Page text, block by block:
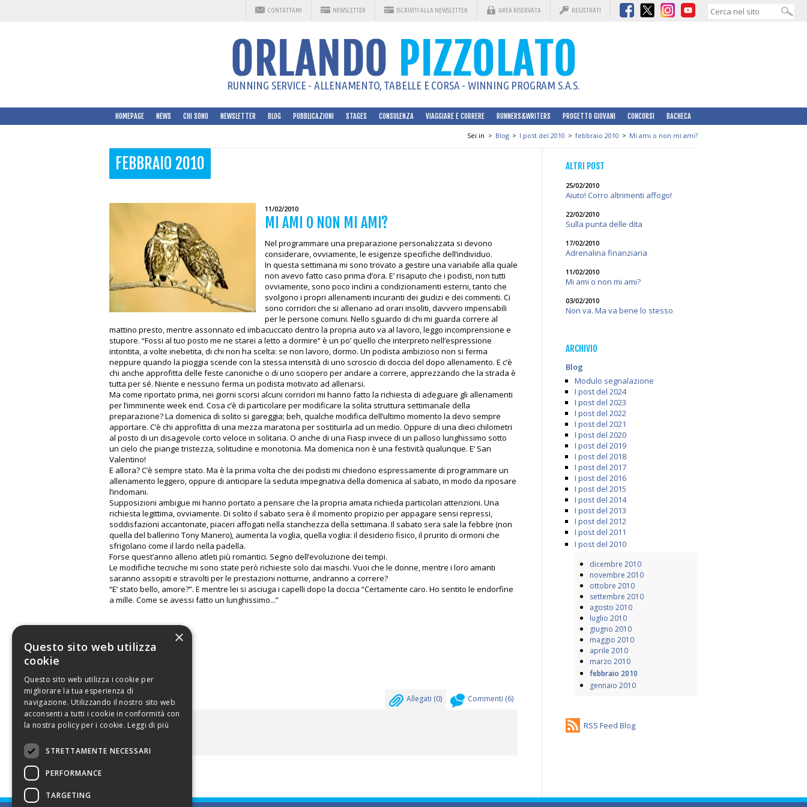
CONTATTAMI NEWSLETTER ISCRIVITI ALLA NEWSLETTER AREA RISERVATA REGISTRATI
RUNNING SERVICE - ALLENAMENTO, TABELLE E CORSA - WINNING PROGRAM S.A.S.
HOMEPAGE NEWS CHI SONO NEWSLETTER BLOG PUBBLICAZIONI STAGES CONSULENZA VIAGGIARE E CORRERE RUNNERS&WRITERS PROGETTO GIOVANI CONCORSI BACHECA
Sei in > Blog > I post del 2010 > febbraio 2010 > Mi ami o non mi ami?
FEBBRAIO 2010
11/02/2010
MI AMI O NON MI AMI?
Nel programmare una preparazione personalizzata si devono
considerare, ovviamente, le esigenze specifiche dell’individuo.
In questa settimana mi sono trovato a gestire una variabile alla quale
non avevo fatto caso prima d’ora. E’ risaputo che i podisti, non tutti
ovviamente, sono poco inclini a condizionamenti esterni, tanto che
svolgono i propri allenamenti incuranti dei giudizi e dei commenti. Ci
sono corridori che si allenano ad orari insoliti, davvero impensabili
per le persone comuni. Nello sguardo di chi mi guarda correre al
mattino presto, mentre assonnato ed imbacuccato dentro la propria auto va al lavoro, leggo incomprensione e
stupore. “Fossi al tuo posto me ne starei a letto a dormire” è un po’ quello che interpreto nell’espressione
intontita, a volte inebetita, di chi non ha scelta: se non lavoro, dormo. Un podista ambizioso non si ferma
neppure quando la pioggia scende con la stessa intensità di uno scroscio di doccia del dopo allenamento. E c’è
chi anche approfitta delle feste canoniche o di uno sciopero per andare a correre, apprezzando che la strada è
tutta per sé. Niente e nessuno ferma un podista motivato ad allenarsi.
Ma come riportato prima, nei giorni scorsi alcuni corridori mi hanno fatto la richiesta di adeguare gli allenamenti
per l’imminente week end. Cosa c’è di particolare per modificare la solita struttura settimanale della
preparazione? La domenica di solito si gareggia; beh, qualche modifica dell’ultimo momento la devo sempre
apportare. C’è chi approfitta di una mezza maratona per sostituirla ad un medio. Oppure di una dieci chilometri
al posto di un disagevole corto veloce in solitaria. O anche di una Fiasp invece di un palloso lunghissimo sotto
un cielo che piange tristezza, solitudine e monotonia. Ma domenica non è una festività qualunque. E’ San
Valentino!
E allora? C’è sempre stato. Ma è la prima volta che dei podisti mi chiedono espressamente di programmare un
allenamento leggero, oppure di anticipare la seduta impegnativa della domenica al sabato, in modo da riposare
l’indomani.
Supposizioni ambigue mi hanno portato a pensare che la propria amata richieda particolari attenzioni. Una
richiesta legittima, ovviamente. Di solito il sabato sera è il momento propizio per appagare sensi repressi,
soddisfazioni accantonate, piaceri affogati nella stanchezza della settimana. Il sabato sera sale la febbre (non
quella del ballerino Tony Manero), aumenta la voglia, quella voglia: il desiderio fisico, il prurito di ormoni che
sfrigolano come il lardo nella padella.
Forse quest’anno alleno atleti più romantici. Segno dell’evoluzione dei tempi.
Le modifiche tecniche mi sono state però richieste solo dai maschi. Vuoi che le donne, mentre i loro amanti
saranno assopiti e stravolti per le prestazioni notturne, andranno a correre?
“E’ stato bello, amore?”. E mentre lei si asciuga i capelli dopo la doccia “Certamente caro. Ho sentito le endorfine
a mille. Come se avessi fatto un lunghissimo...”
Allegati (0) Commenti (6)
ALLEGATI
ALTRI POST
25/02/2010
Aiuto! Corro altrimenti affogo!
22/02/2010
Sulla punta delle dita
17/02/2010
Adrenalina finanziaria
11/02/2010
Mi ami o non mi ami?
03/02/2010
Non va. Ma va bene lo stesso
ARCHIVIO
Blog
Modulo segnalazione
I post del 2024
I post del 2023
I post del 2022
I post del 2021
I post del 2020
I post del 2019
I post del 2018
I post del 2017
I post del 2016
I post del 2015
I post del 2014
I post del 2013
I post del 2012
I post del 2011
I post del 2010
dicembre 2010
novembre 2010
ottobre 2010
settembre 2010
agosto 2010
luglio 2010
giugno 2010
maggio 2010
aprile 2010
marzo 2010
febbraio 2010
gennaio 2010
RSS Feed Blog
×
Questo sito web utilizza
cookie
Questo sito web utilizza i cookie per
migliorare la tua esperienza di
navigazione. Utilizzando il nostro sito web
acconsenti a tutti i cookie in conformità con
la nostra policy per i cookie. Leggi di più
STRETTAMENTE NECESSARI
PERFORMANCE
TARGETING